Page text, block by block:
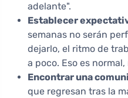
adelante".
Establecer
semanas no serán
dejarlo, el ritmo de
a poco. Eso es
Encontrar una
que regresan tras la